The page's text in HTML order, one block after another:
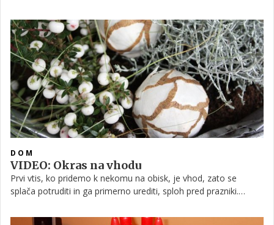
drugače. V videu si oglejte, kako izdelati girlando, ki nam bo pri
dekoriranju v pomoč na več načinov.
DOM
VIDEO: Okras na vhodu
Prvi vtis, ko pridemo k nekomu na obisk, je vhod, zato se
splača potruditi in ga primerno urediti, sploh pred prazniki.
zelo privlačen praznični aranžma.